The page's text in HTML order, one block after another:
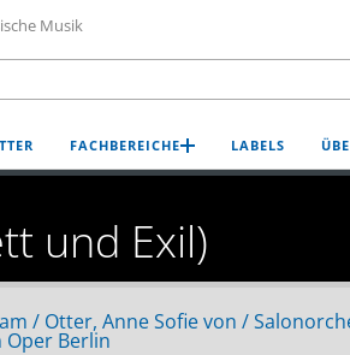
Musik
FACHBEREICHE LABELS
und Exil)
/ Otter, Anne Sofie von /
Oper Berlin